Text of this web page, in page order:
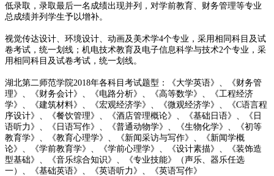
低录取，录取最后一名成绩出现并列，对学前教育、财务管理等专业
总成绩并列学生予以增补。
视觉传达设计、环境设计、动画及美术学4个专业，采用相同科目及试
卷考试，统一划线；机电技术教育及电子信息科学与技术2个专业，采
用相同科目及试卷考试，统一划线。
湖北第二师范学院2018年各科目考试题型： 《大学英语》、
《财务管
理》、
《财务会计》、 《电路分析》、 《高等数学》、
《工程经济
学》、
《建筑材料》、 《宏观经济学》、 《微观经济学》、
《C语言程
序设计》 、 《餐饮管理》 、 《酒店管理概论》 、 《基础日语》 、
《日
语听力》 、 《日语写作》 、 《普通动物学》、 《生物化学》、
《初等
教育学》、
《教育心理学》、 《新闻采访与写作》、
《新闻学概
论》、
《学前教育学》、 《学前心理学》、
《设计素描》、《装饰造
型基础》、
《音乐综合知识》、
《专业技能》（声乐、器乐任选
一）、
《基础英语》、 《英语听力》、 《英语写作》